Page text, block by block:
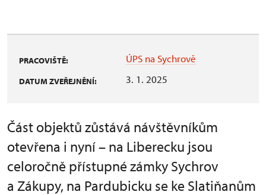
PRACOVIŠTĚ: ÚPS na Sychrově
DATUM ZVEŘEJNĚNÍ: 3. 1. 2025
Část objektů zůstává návštěvníkům
otevřena i nyní – na Liberecku jsou
celoročně přístupné zámky Sychrov
a Zákupy, na Pardubicku se ke Slatiňanům